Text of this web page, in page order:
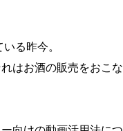
る昨今。
はお酒の販売をおこな